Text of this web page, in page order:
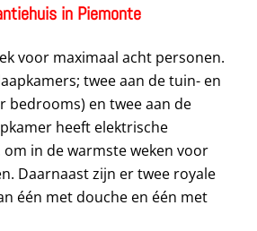
in Piemonte
voor maximaal acht personen.
twee aan de tuin- en
bedrooms) en twee aan de
heeft elektrische
in de warmste weken voor
Daarnaast zijn er twee royale
één met douche en één met